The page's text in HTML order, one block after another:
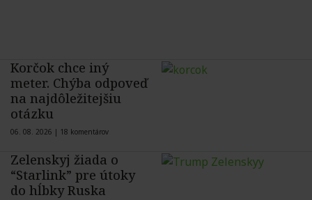
Korčok chce iný
meter. Chýba odpoveď
na najdôležitejšiu
otázku
06. 08. 2026 | 18 komentárov
Zelenskyj žiada o
“Starlink” pre útoky
do hĺbky Ruska